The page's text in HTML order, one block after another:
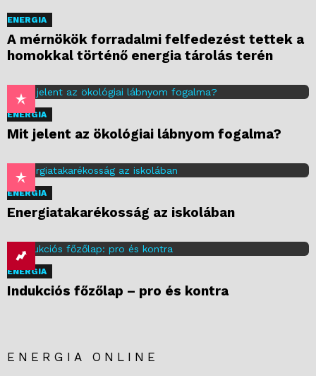
ENERGIA
A mérnökök forradalmi felfedezést tettek a
homokkal történő energia tárolás terén
ENERGIA
Mit jelent az ökológiai lábnyom fogalma?
ENERGIA
Energiatakarékosság az iskolában
ENERGIA
Indukciós főzőlap – pro és kontra
ENERGIA ONLINE